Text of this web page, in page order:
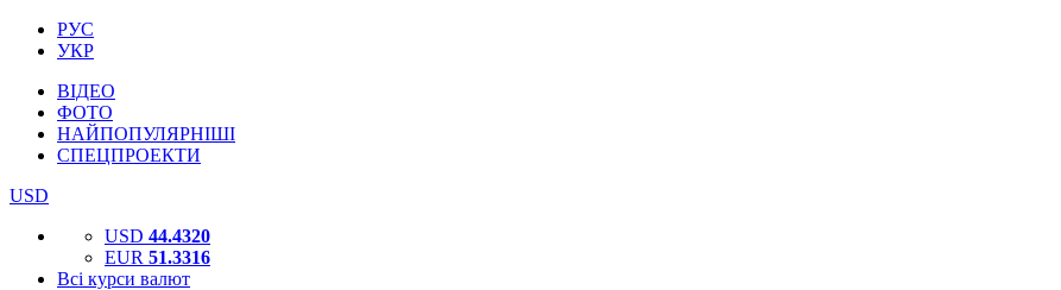
РУС
УКР
ВІДЕО
ФОТО
НАЙПОПУЛЯРНІШІ
СПЕЦПРОЕКТИ
USD
USD 44.4320
EUR 51.3316
Всі курси валют